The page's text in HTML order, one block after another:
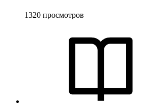
1320 просмотров